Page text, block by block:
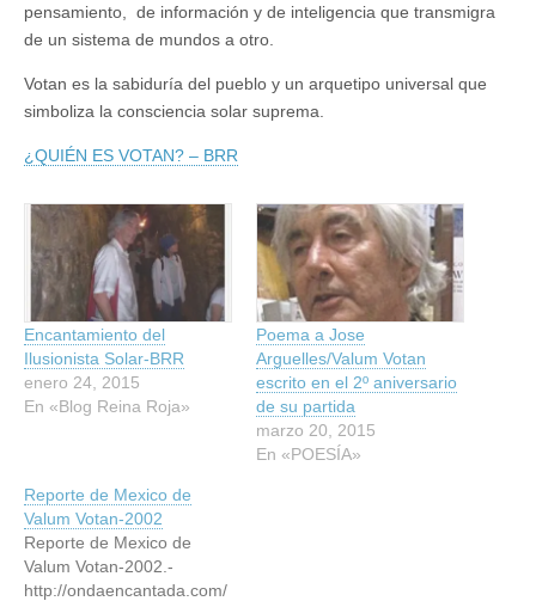
pensamiento, de información y de inteligencia que transmigra
de un sistema de mundos a otro.
Votan es la sabiduría del pueblo y un arquetipo universal que
simboliza la consciencia solar suprema.
¿QUIÉN ES VOTAN? – BRR
Encantamiento del
Ilusionista Solar-BRR
enero 24, 2015
En «Blog Reina Roja»
Poema a Jose
Arguelles/Valum Votan
escrito en el 2º aniversario
de su partida
marzo 20, 2015
En «POESÍA»
Reporte de Mexico de
Valum Votan-2002
Reporte de Mexico de
Valum Votan-2002.-
http://ondaencantada.com/